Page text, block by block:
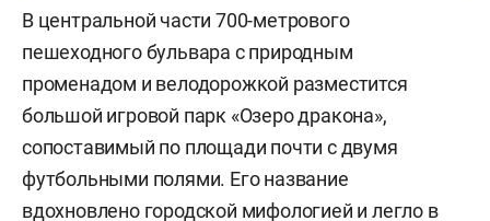
В центральной части 700-метрового
пешеходного бульвара с природным
променадом и велодорожкой разместится
большой игровой парк «Озеро дракона»,
сопоставимый по площади почти с двумя
футбольными полями. Его название
вдохновлено городской мифологией и легло в